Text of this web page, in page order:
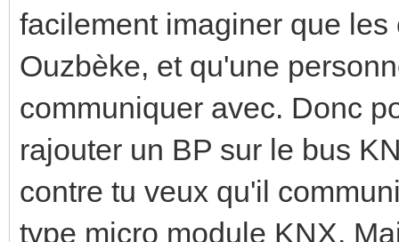
facilement imaginer que
Ouzbèke, et qu'une
communiquer avec. Donc
rajouter un BP sur le bus
contre tu veux qu'il
type micro module KNX.